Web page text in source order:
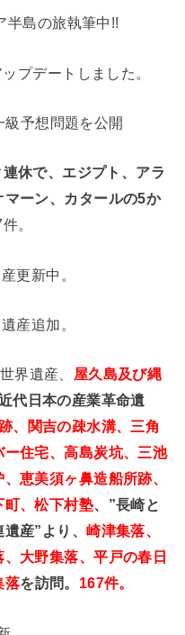
半島の旅執筆中!!
プデートしました。
予想問題を公開
休で、エジプト、アラ
ーン、カタールの5か
。
更新中。
産追加。
界遺産、 屋久島及び縄
代日本の産業革命遺
、関吉の疎水溝、三角
住宅、高島炭坑、三池
恵美須ヶ鼻造船所跡、
町、松下村塾、”長崎と
遺産”より、崎津集落、
大野集落、平戸の春日
落を訪問。 167件。